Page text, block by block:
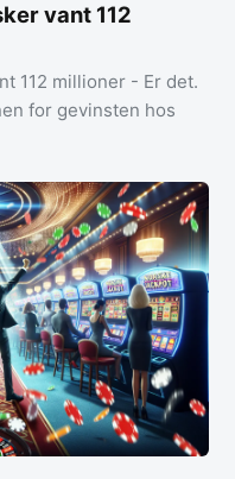
vant 112
112 millioner - Er det.
for gevinsten hos